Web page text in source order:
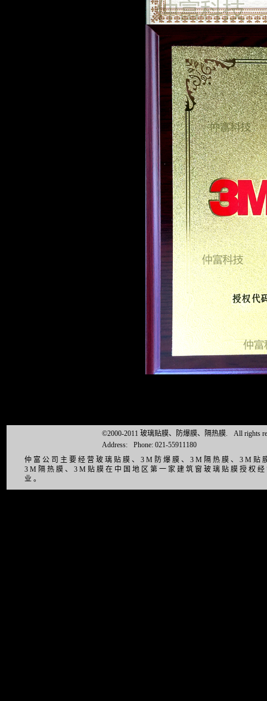
©2000-2011 玻璃贴膜、防爆膜、隔热膜.
All rights
Address:
Phone: 021-55911180
仲富公司主要经营玻璃贴膜、3M防爆膜、3M隔热膜、3M
3M隔热膜、3M贴膜在中国地区第一家建筑窗玻璃贴膜授权
业。